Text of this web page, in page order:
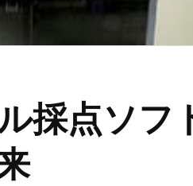
採点ソフ